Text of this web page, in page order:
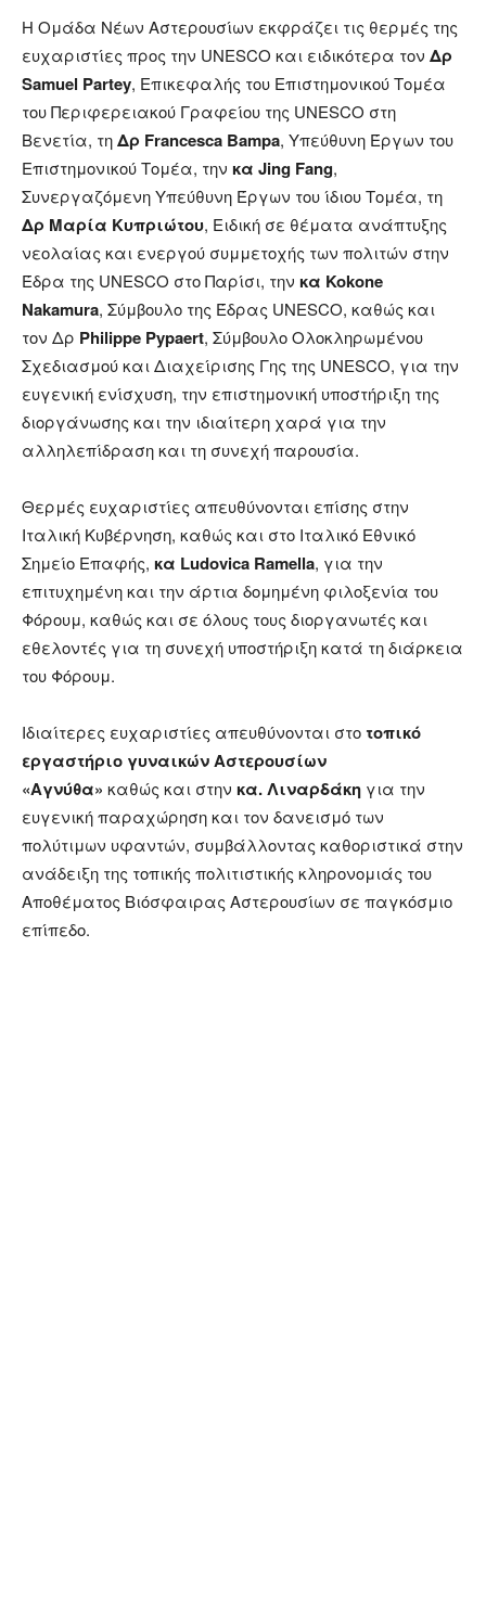
Η Ομάδα Νέων Αστερουσίων εκφράζει τις θερμές της
ευχαριστίες προς την UNESCO και ειδικότερα τον Δρ
Samuel Partey, Επικεφαλής του Επιστημονικού Τομέα
του Περιφερειακού Γραφείου της UNESCO στη
Βενετία, τηΔρ Francesca Bampa, Υπεύθυνη Έργων του
Επιστημονικού Τομέα, την κα Jing Fang,
Συνεργαζόμενη Υπεύθυνη Έργων του ίδιου Τομέα, τη
Δρ Μαρία Κυπριώτου, Ειδική σε θέματα ανάπτυξης
νεολαίας και ενεργού συμμετοχής των πολιτών στην
Έδρα της UNESCO στο Παρίσι, την κα Kokone
Nakamura, Σύμβουλο της Έδρας UNESCO, καθώς και
τον Δρ Philippe Pypaert, Σύμβουλο Ολοκληρωμένου
Σχεδιασμού και Διαχείρισης Γης της UNESCO, για την
ευγενική ενίσχυση, την επιστημονική υποστήριξη της
διοργάνωσης και την ιδιαίτερη χαρά για την
αλληλεπίδραση και τη συνεχή παρουσία.
Θερμές ευχαριστίες απευθύνονται επίσης στην
Ιταλική Κυβέρνηση, καθώς και στο Ιταλικό Εθνικό
Σημείο Επαφής, κα Ludovica Ramella, για την
επιτυχημένη και την άρτια δομημένη φιλοξενία του
Φόρουμ, καθώς και σε όλους τους διοργανωτές και
εθελοντές για τη συνεχή υποστήριξη κατά τη διάρκεια
του Φόρουμ.
Ιδιαίτερες ευχαριστίες απευθύνονται στο τοπικό
εργαστήριο γυναικών Αστερουσίων
«Αγνύθα» καθώς και στην κα. Λιναρδάκη για την
ευγενική παραχώρηση και τον δανεισμό των
πολύτιμων υφαντών, συμβάλλοντας καθοριστικά στην
ανάδειξη της τοπικής πολιτιστικής κληρονομιάς του
Αποθέματος Βιόσφαιρας Αστερουσίων σε παγκόσμιο
επίπεδο.